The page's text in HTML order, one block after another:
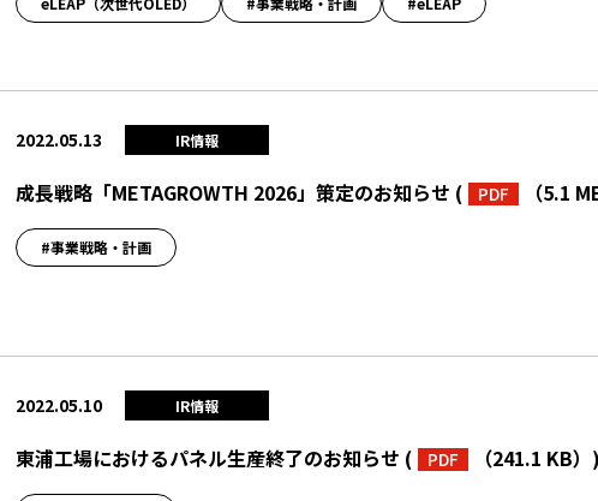
2022.05.13 IR情報
成長戦略「METAGROWTH 2026」策定のお知らせ ( PDF （5.1
#事業戦略・計画
2022.05.10 IR情報
東浦工場におけるパネル生産終了のお知らせ ( PDF （241.1 KB） )